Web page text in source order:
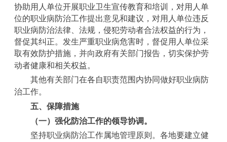
协助用人单位开展职业卫生宣传教育和培训，对用人单
位的职业病防治工作提出意见和建议，对用人单位违反
职业病防治法律、法规，侵犯劳动者合法权益的行为，
督促其纠正。发生严重职业病危害时，督促用人单位采
取有效防护措施，并向政府有关部门报告，切实保护劳
动者健康和相关权益。
其他有关部门在各自职责范围内协同做好职业病防
治工作。
五、保障措施
（一）强化防治工作的领导协调。
坚持职业病防治工作属地管理原则。各地要建立健